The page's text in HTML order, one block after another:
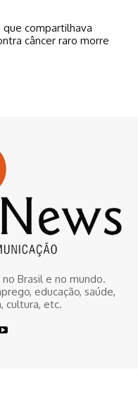
que compartilhava
câncer raro morre
Brasil e no mundo.
educação, saúde,
cultura, etc.